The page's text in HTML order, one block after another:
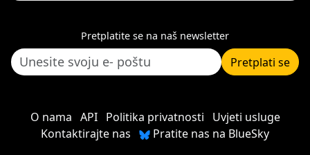
Pretplatite se na naš newsletter
Pretplati se
O nama API Politika privatnosti
Uvjeti usluge
Kontaktirajte nas
Pratite nas na BlueSky